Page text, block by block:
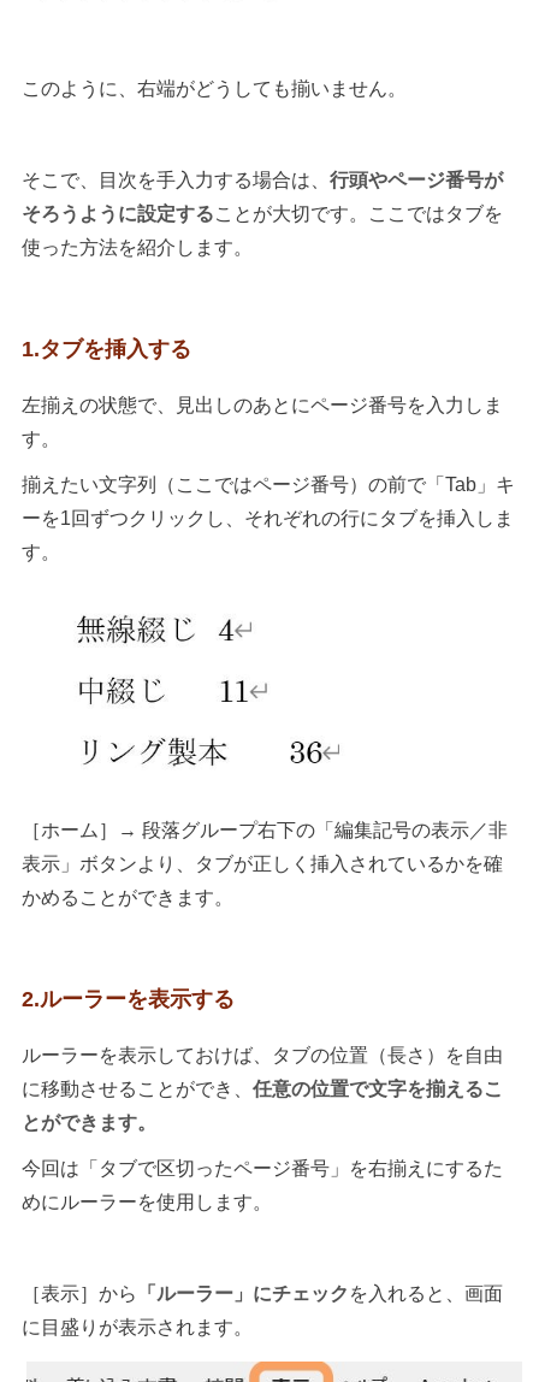
このように、右端がどうしても揃いません。
そこで、目次を手入力する場合は、 行頭やページ番号が
そろうように設定することが大切です。ここではタブを
使った方法を紹介します。
1.タブを挿入する
左揃えの状態で、見出しのあとにページ番号を入力しま
す。
揃えたい文字列（ここではページ番号）の前で「Tab」キ
ーを1回ずつクリックし、それぞれの行にタブを挿入しま
す。
［ホーム］→ 段落グループ右下の「編集記号の表示／非
表示」ボタンより、タブが正しく挿入されているかを確
かめることができます。
2.ルーラーを表示する
ルーラーを表示しておけば、タブの位置（長さ）を自由
に移動させることができ、 任意の位置で文字を揃えるこ
とができます。
今回は「タブで区切ったページ番号」を右揃えにするた
めにルーラーを使用します。
［表示］から 「ルーラー」にチェック を入れると、画面
に目盛りが表示されます。